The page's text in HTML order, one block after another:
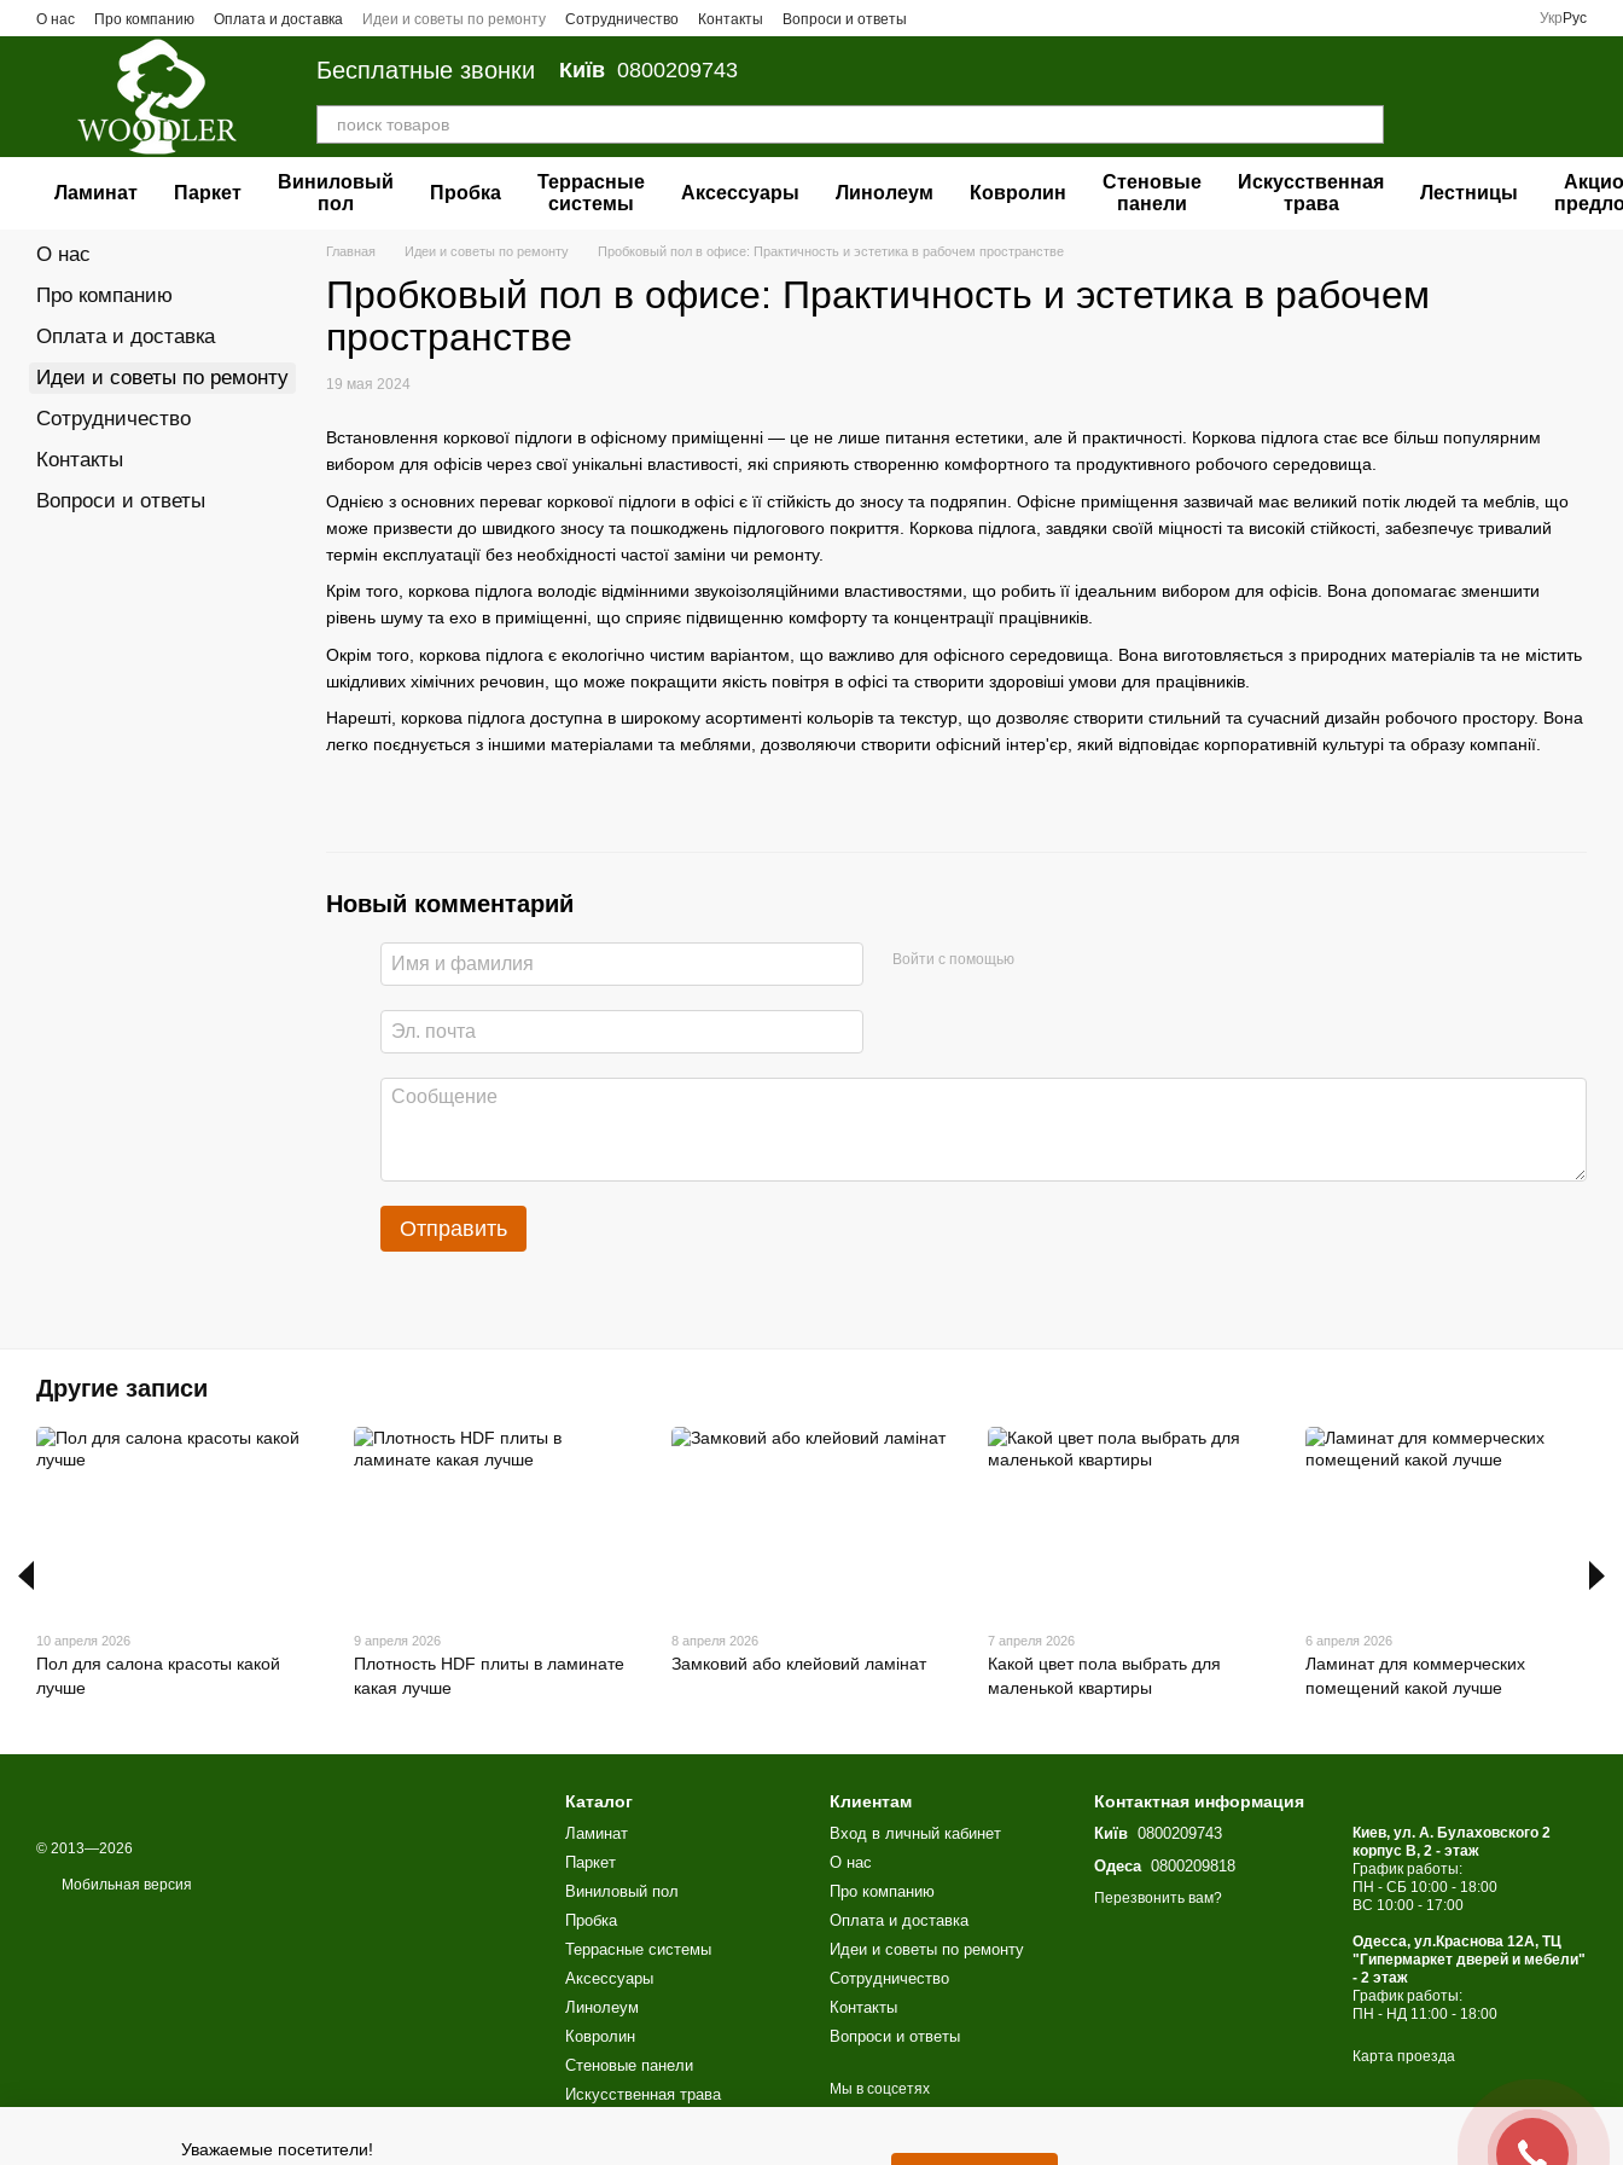
Перейти к основному контенту
О нас Про компанию Оплата и доставка Идеи и советы по ремонту Сотрудничество Контакты Вопроси и ответы Укр Рус
Бесплатные звонки Київ 0800209743
Ламинат Паркет
Виниловый
пол
Пробка
Террасные
системы
Аксессуары Линолеум Ковролин
Стеновые
панели
Искусственная
трава
Лестницы
Главная Идеи и советы по ремонту Пробковый пол в офисе: Практичность и эстетика в рабочем пространстве
Пробковый пол в офисе: Практичность и эстетика в рабочем
пространстве
19 мая 2024
Встановлення коркової підлоги в офісному приміщенні — це не лише питання естетики, але й практичності. Коркова підлога стає все більш популярним
вибором для офісів через свої унікальні властивості, які сприяють створенню комфортного та продуктивного робочого середовища.
Однією з основних переваг коркової підлоги в офісі є її стійкість до зносу та подряпин. Офісне приміщення зазвичай має великий потік людей та меблів, що
може призвести до швидкого зносу та пошкоджень підлогового покриття. Коркова підлога, завдяки своїй міцності та високій стійкості, забезпечує тривалий
термін експлуатації без необхідності частої заміни чи ремонту.
Крім того, коркова підлога володіє відмінними звукоізоляційними властивостями, що робить її ідеальним вибором для офісів. Вона допомагає зменшити
рівень шуму та ехо в приміщенні, що сприяє підвищенню комфорту та концентрації працівників.
Окрім того, коркова підлога є екологічно чистим варіантом, що важливо для офісного середовища. Вона виготовляється з природних матеріалів та не містить
шкідливих хімічних речовин, що може покращити якість повітря в офісі та створити здоровіші умови для працівників.
Нарешті, коркова підлога доступна в широкому асортименті кольорів та текстур, що дозволяє створити стильний та сучасний дизайн робочого простору. Вона
легко поєднується з іншими матеріалами та меблями, дозволяючи створити офісний інтер'єр, який відповідає корпоративній культурі та образу компанії.
Новый комментарий
Войти с помощью
Отправить
О нас
Про компанию
Оплата и доставка
Идеи и советы по ремонту
Сотрудничество
Контакты
Вопроси и ответы
Другие записи
10 апреля 2026
Пол для салона красоты какой
лучше
9 апреля 2026
Плотность HDF плиты в ламинате
какая лучше
8 апреля 2026
Замковий або клейовий ламінат
7 апреля 2026
Какой цвет пола выбрать для
маленькой квартиры
6 апреля 2026
Ламинат для коммерческих
помещений какой лучше
© 2013—2026
Мобильная версия
Каталог
Ламинат
Паркет
Виниловый пол
Пробка
Террасные системы
Аксессуары
Линолеум
Ковролин
Стеновые панели
Искусственная трава
Клиентам
Вход в личный кабинет
О нас
Про компанию
Оплата и доставка
Идеи и советы по ремонту
Сотрудничество
Контакты
Вопроси и ответы
Мы в соцсетях
Контактная информация
Київ 0800209743
Одеса0800209818
Перезвонить вам?
Киев, ул. А. Булаховского 2
корпус B, 2 - этаж
График работы:
ПН - СБ 10:00 - 18:00
ВС 10:00 - 17:00
Одесса, ул.Краснова 12А, ТЦ
"Гипермаркет дверей и мебели"
- 2 этаж
График работы:
ПН - НД 11:00 - 18:00
Карта проезда
Уважаемые посетители!